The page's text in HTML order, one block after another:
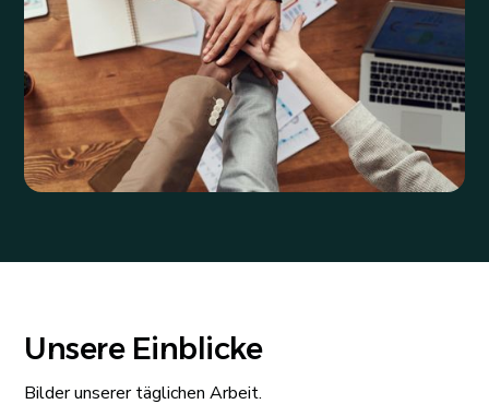
Unsere Einblicke
Bilder unserer täglichen Arbeit.